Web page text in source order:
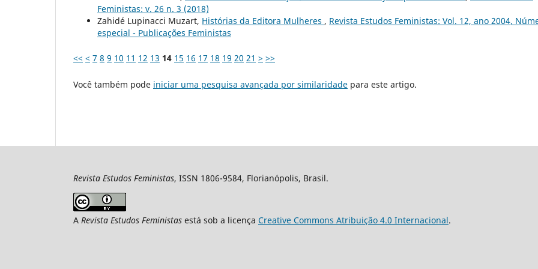
Feministas: v. 26 n. 3 (2018)
Zahidé Lupinacci Muzart, Histórias da Editora Mulheres , Revista Estudos Feministas: Vol. 12, ano 2004,
especial - Publicações Feministas
<< < 7 8 9 10 11 12 13 14 15 16 17 18 19 20 21 > >>
Você também pode iniciar uma pesquisa avançada por similaridade para este artigo.
Revista Estudos Feministas, ISSN 1806-9584, Florianópolis, Brasil.
A Revista Estudos Feministas está sob a licença Creative Commons Atribuição 4.0 Internacional.